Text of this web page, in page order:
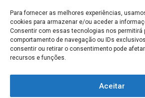
Para fornecer as melhores experiências,
cookies para armazenar e/ou aceder a
Consentir com essas tecnologias nos permitirá
comportamento de navegação ou IDs
consentir ou retirar o consentimento pode
recursos e funções.
Aceitar
periodicidade e a indicação
para a realização de
mamografia são definidas
pelo
médico assistente, de acordo
com a idade, os antecedentes